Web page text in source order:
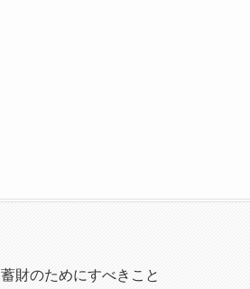
蓄財のためにすべきこと